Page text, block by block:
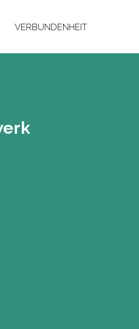
VERBUNDENHEIT